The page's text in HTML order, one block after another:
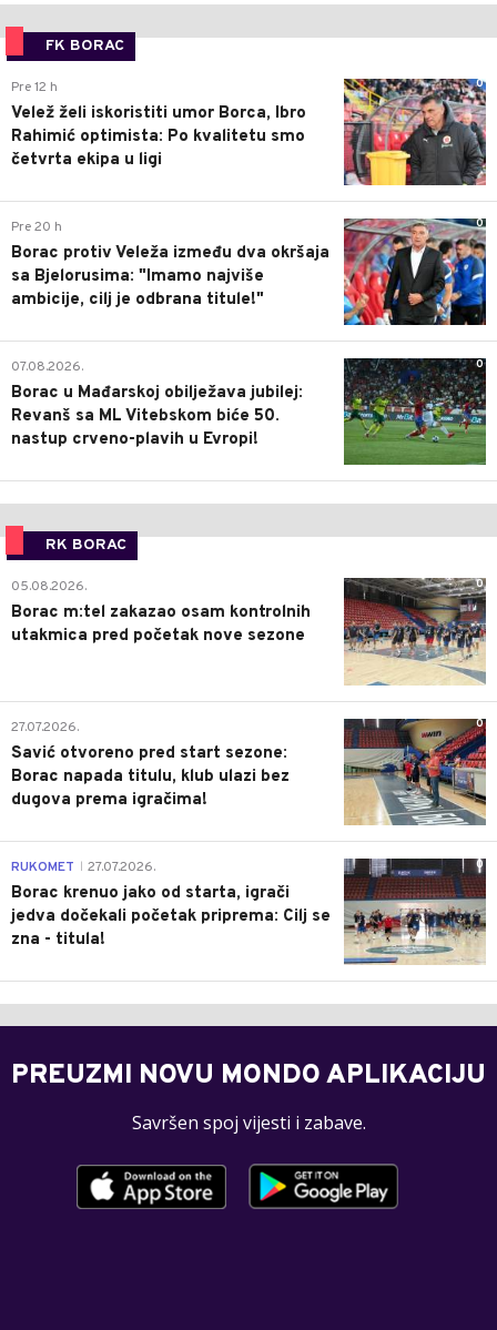
FK BORAC
0
Pre 12 h
Velež želi iskoristiti umor Borca, Ibro
Rahimić optimista: Po kvalitetu smo
četvrta ekipa u ligi
0
Pre 20 h
Borac protiv Veleža između dva okršaja
sa Bjelorusima: "Imamo najviše
ambicije, cilj je odbrana titule!"
0
07.08.2026.
Borac u Mađarskoj obilježava jubilej:
Revanš sa ML Vitebskom biće 50.
nastup crveno-plavih u Evropi!
RK BORAC
0
05.08.2026.
Borac m:tel zakazao osam kontrolnih
utakmica pred početak nove sezone
0
27.07.2026.
Savić otvoreno pred start sezone:
Borac napada titulu, klub ulazi bez
dugova prema igračima!
0
RUKOMET 27.07.2026.
Borac krenuo jako od starta, igrači
jedva dočekali početak priprema: Cilj se
zna - titula!
PREUZMI NOVU MONDO APLIKACIJU
Savršen spoj vijesti i zabave.